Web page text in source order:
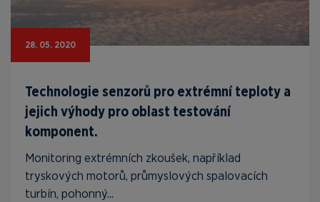
28. 05. 2020
Technologie senzorů pro extrémní teploty a
jejich výhody pro oblast testování
komponent.
Monitoring extrémních zkoušek, například
tryskových motorů, průmyslových spalovacích
turbín, pohonný...